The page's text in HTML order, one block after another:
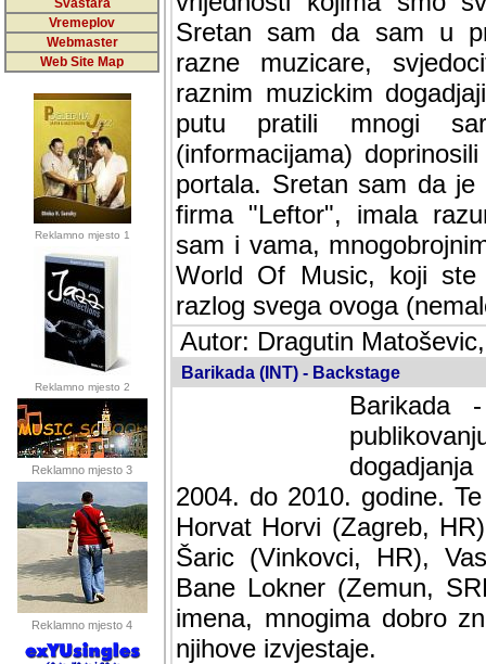
Svaštara
Vremeplov
Webmaster
Web Site Map
Reklamno mjesto 1
Reklamno mjesto 2
Reklamno mjesto 3
Reklamno mjesto 4
Sretan sam da sam u
muzicare, svjedociti
muzickim dogadjajima...
mnogi saradnici koji
doprinosili vrijednosti i
sam da je i moj web
imala razumijevanja za
mnogobrojnim
Music, koji ste ga
ovoga (nemalog) rada.
Autor: Dragutin
Barikada (INT) - Backstage
Barikada
2004. do 2010. godine.
Horvat Horvi (Zagreb,
Šaric (Vinkovci, HR),
Bane Lokner (Zemun,
imena, mnogima dobro
njihove izvjestaje.